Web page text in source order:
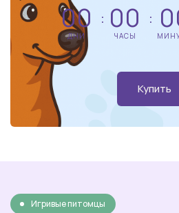
00
ДНИ
00
ЧАСЫ
Купить
Игривые питомцы